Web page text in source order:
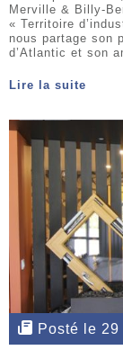
Merville & Billy-
« Territoire
nous partage son
d’Atlantic et son
Lire la suite
Posté le